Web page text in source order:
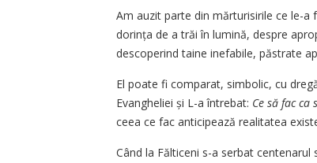
Am auzit parte din mărturisirile ce le-a
dorința de a trăi în lumină, despre
descoperind taine inefabile, păstrate
El poate fi comparat, simbolic, cu
Evangheliei și L-a întrebat: Ce să fac ca
ceea ce fac anticipează realitatea
Când la Fălticeni s-a serbat centenarul